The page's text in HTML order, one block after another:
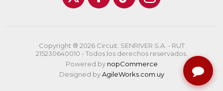
Copyright ® 2026 Circuit. SENRIVER S.A. - RUT
215230640010 - Todos los derechos reservados.
Powered by nopCommerce
Designed byAgileWorks.com.uy